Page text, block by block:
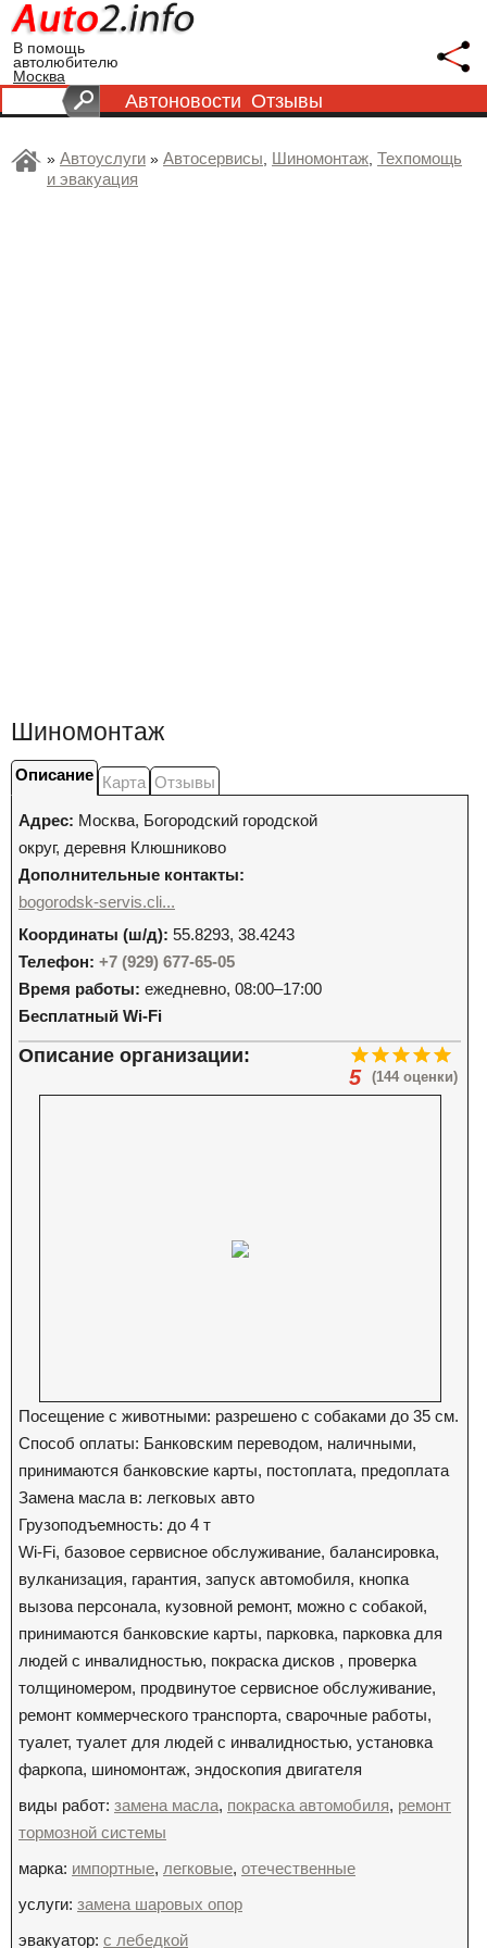
В помощь
автолюбителю
Москва
Автоновости Отзывы
» Автоуслуги » Автосервисы, Шиномонтаж, Техпомощь
и эвакуация
Шиномонтаж
Описание Карта Отзывы
Адрес: Москва, Богородский городской
округ, деревня Клюшниково
Дополнительные контакты:
bogorodsk-servis.cli...
Координаты (ш/д): 55.8293, 38.4243
Телефон: +7 (929) 677-65-05
Время работы: ежедневно, 08:00–17:00
Бесплатный Wi-Fi
(144 оценки)
5
Описание организации:
Посещение с животными: разрешено с собаками до 35 см.
Способ оплаты: Банковским переводом, наличными,
принимаются банковские карты, постоплата, предоплата
Замена масла в: легковых авто
Грузоподъемность: до 4 т
Wi-Fi, базовое сервисное обслуживание, балансировка,
вулканизация, гарантия, запуск автомобиля, кнопка
вызова персонала, кузовной ремонт, можно с собакой,
принимаются банковские карты, парковка, парковка для
людей с инвалидностью, покраска дисков , проверка
толщиномером, продвинутое сервисное обслуживание,
ремонт коммерческого транспорта, сварочные работы,
туалет, туалет для людей с инвалидностью, установка
фаркопа, шиномонтаж, эндоскопия двигателя
виды работ: замена масла, покраска автомобиля, ремонт
тормозной системы
марка: импортные, легковые, отечественные
услуги: замена шаровых опор
эвакуатор: с лебедкой